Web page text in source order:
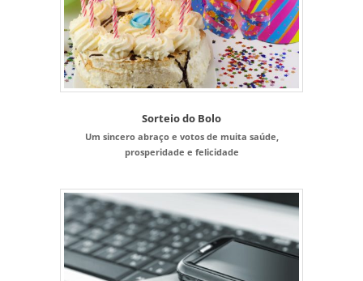
Sorteio do Bolo
Um sincero abraço e votos de muita saúde,
prosperidade e felicidade